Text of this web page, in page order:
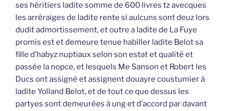
ses héritiers ladite somme de 600 livres tz avecques
les arréraiges de ladite rente si aulcuns sont deuz lors
dudit admortissement, et outre a ladite de La Fuye
promis est et demeure tenue habiller ladite Belot sa
fille d’habyz nuptiaux selon son estat et qualité et
passée la nopce, et lesquels Me Sanson et Robert les
Ducs ont assigné et assignent douayre coustumier à
ladite Yolland Belot, et de tout ce que dessus les
partyes sont demeurées à ung et d’accord par davant